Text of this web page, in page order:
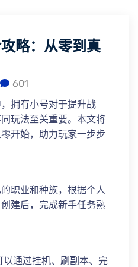
略：从零到真
601
拥有小号对于提升战
玩法至关重要。本文将
开始，助力玩家一步步
职业和种族，根据个人
建后，完成新手任务熟
通过挂机、刷副本、完